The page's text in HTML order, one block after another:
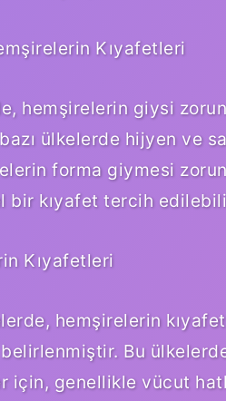
Kıyafetleri
hemşirelerin giysi
ülkelerde hijyen ve
forma giymesi
bir kıyafet tercih
Kıyafetleri
hemşirelerin
Bu
için, genellikle vücut